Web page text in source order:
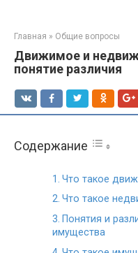
Главная » Общие вопросы
Движимое и
понятие различия
Содержание
Что такое
Что такое
Понятия и
имущества